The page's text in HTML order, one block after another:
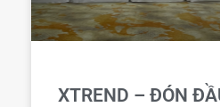
XTREND – ĐÓN